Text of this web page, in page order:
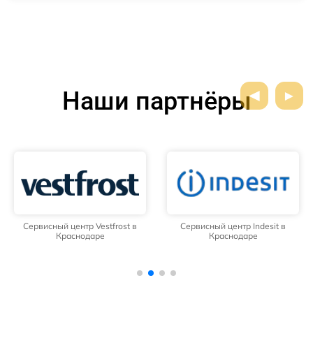
Наши партнёры
Сервисный центр Vestfrost в
Краснодаре
Сервисный центр Indesit в
Краснодаре